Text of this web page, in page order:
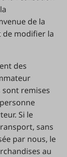
de la
de modifier la
des
remises
Si le
sans
par nous, le
au